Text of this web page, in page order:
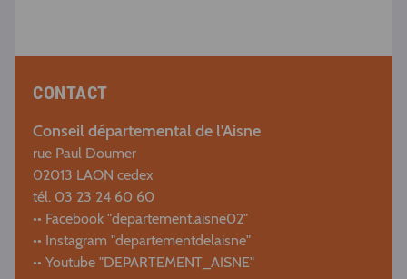
CONTACT
Conseil départemental de l'Aisne
rue Paul Doumer
02013 LAON cedex
tél. 03 23 24 60 60
•• Facebook "departement.aisne02"
•• Instagram "departementdelaisne"
•• Youtube "DEPARTEMENT_AISNE"